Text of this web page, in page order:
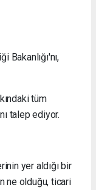
Bakanlığı'nı,
tüm
talep ediyor.
yer aldığı bir
ne olduğu, ticari